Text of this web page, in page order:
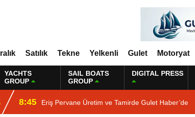
Satılık Tekne Yelkenli Gulet Motoryat
YACHTS
GROUP
SAIL BOATS
GROUP
DIGITAL PRESS
8:45 Eriş Pervane Üretim ve Tamirde Gulet Haber’de